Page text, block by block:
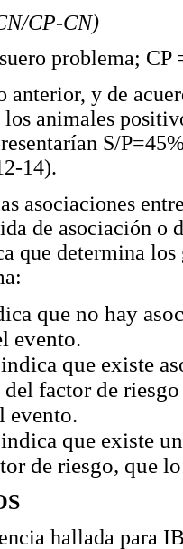
CP-CN)
problema;
anterior, y de
los animales
S/
14).
asociaciones
de asociación o
que determina los
que no hay
evento.
que existe
del factor de
evento.
que existe
de riesgo, que
hallada para